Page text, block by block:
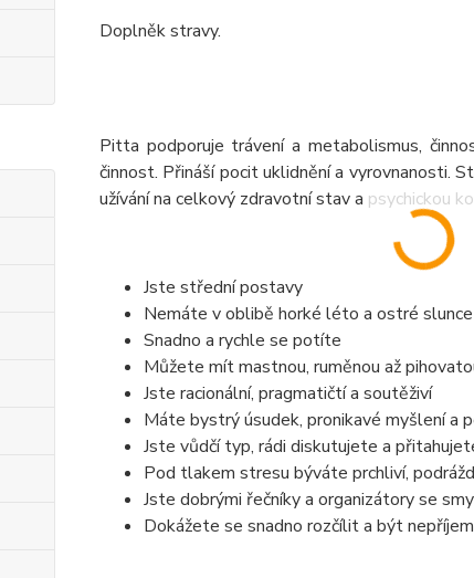
Doplněk stravy.
Pitta podporuje trávení a metabolismus,
činnost. Přináší pocit uklidnění a vyrovnanosti.
užívání na celkový zdravotní stav a psychickou
Jste střední postavy
Nemáte v oblibě horké léto a ostré slunce
Snadno a rychle se potíte
Můžete mít mastnou, ruměnou až
Jste racionální, pragmatičtí a soutěživí
Máte bystrý úsudek, pronikavé myšlení a
Jste vůdčí typ, rádi diskutujete a
Pod tlakem stresu býváte prchliví,
Jste dobrými řečníky a organizátory se
Dokážete se snadno rozčílit a být